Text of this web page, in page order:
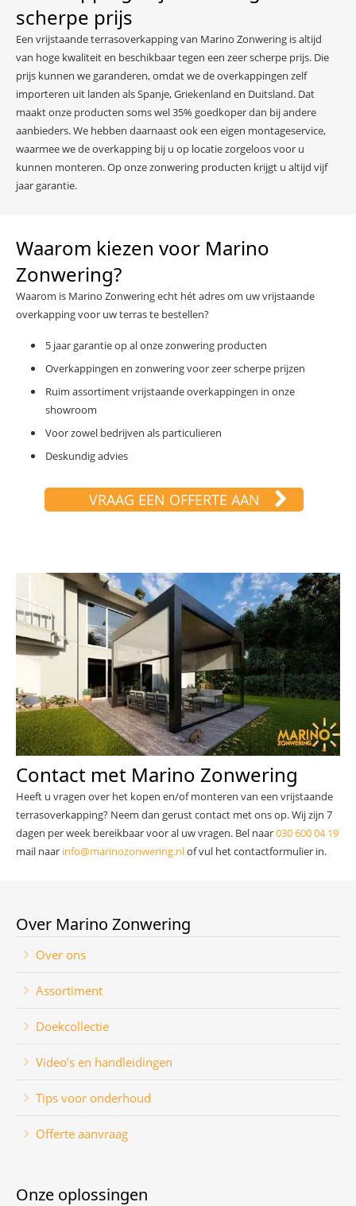
scherpe prijs
Een vrijstaande terrasoverkapping van Marino Zonwering is altijd
van hoge kwaliteit en beschikbaar tegen een zeer scherpe prijs. Die
prijs kunnen we garanderen, omdat we de overkappingen zelf
importeren uit landen als Spanje, Griekenland en Duitsland. Dat
maakt onze producten soms wel 35% goedkoper dan bij andere
aanbieders. We hebben daarnaast ook een eigen montageservice,
waarmee we de overkapping bij u op locatie zorgeloos voor u
kunnen monteren. Op onze zonwering producten krijgt u altijd vijf
jaar garantie.
Waarom kiezen voor Marino
Zonwering?
Waarom is Marino Zonwering echt hét adres om uw vrijstaande
overkapping voor uw terras te bestellen?
5 jaar garantie op al onze zonwering producten
Overkappingen en zonwering voor zeer scherpe prijzen
Ruim assortiment vrijstaande overkappingen in onze
showroom
Voor zowel bedrijven als particulieren
Deskundig advies
VRAAG EEN OFFERTE AAN
Contact met Marino Zonwering
Heeft u vragen over het kopen en/of monteren van een vrijstaande
terrasoverkapping? Neem dan gerust contact met ons op. Wij zijn 7
dagen per week bereikbaar voor al uw vragen. Bel naar030 600 04 19
mail naar info@marinozonwering.nlof vul het contactformulier in.
Over Marino Zonwering
Over ons
Assortiment
Doekcollectie
Video’s en handleidingen
Tips voor onderhoud
Offerte aanvraag
Onze oplossingen